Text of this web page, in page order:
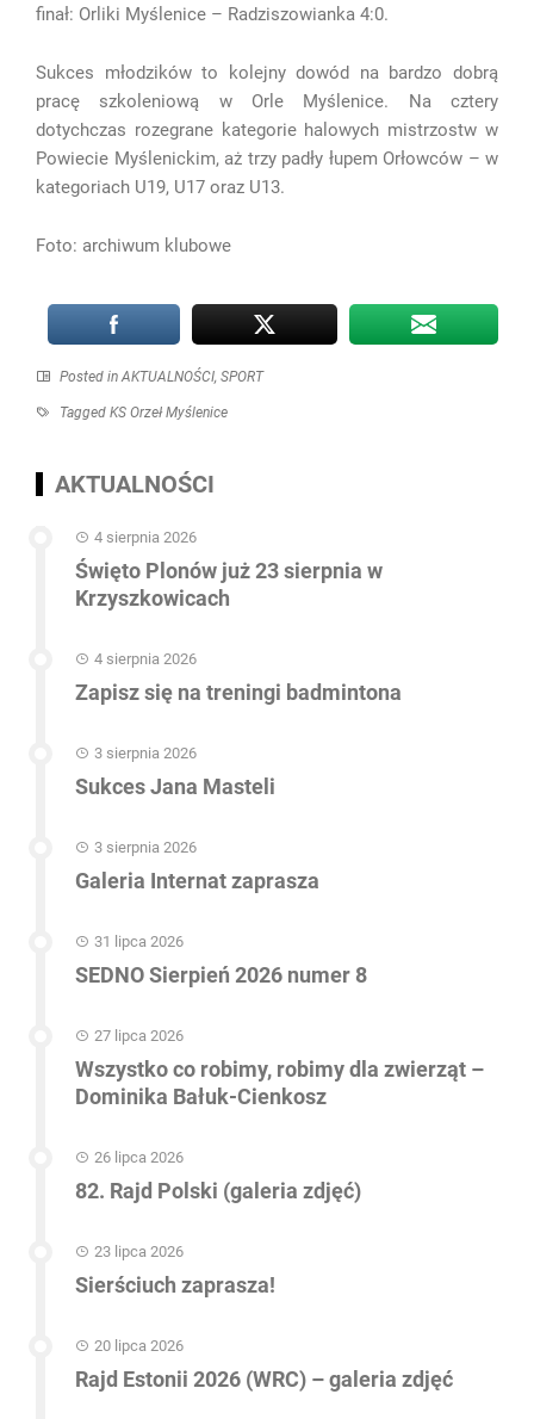
finał: Orliki Myślenice – Radziszowianka 4:0.
Sukces młodzików to kolejny dowód na bardzo dobrą
pracę szkoleniową w Orle Myślenice. Na cztery
dotychczas rozegrane kategorie halowych mistrzostw w
Powiecie Myślenickim, aż trzy padły łupem Orłowców – w
kategoriach U19, U17 oraz U13.
Foto: archiwum klubowe
Posted inAKTUALNOŚCI, SPORT
Tagged KS Orzeł Myślenice
AKTUALNOŚCI
4 sierpnia 2026
Święto Plonów już 23 sierpnia w
Krzyszkowicach
4 sierpnia 2026
Zapisz się na treningi badmintona
3 sierpnia 2026
Sukces Jana Masteli
3 sierpnia 2026
Galeria Internat zaprasza
31 lipca 2026
SEDNO Sierpień 2026 numer 8
27 lipca 2026
Wszystko co robimy, robimy dla zwierząt –
Dominika Bałuk-Cienkosz
26 lipca 2026
82. Rajd Polski (galeria zdjęć)
23 lipca 2026
Sierściuch zaprasza!
20 lipca 2026
Rajd Estonii 2026 (WRC) – galeria zdjęć